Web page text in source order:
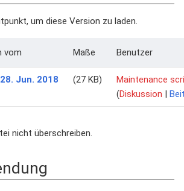
um diese Version zu laden.
vom Maße Benutzer
Jun. 2018 (27 KB)
Maintenance
(Diskussion |
nicht überschreiben.